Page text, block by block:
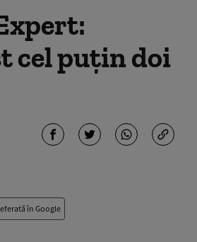
cel puțin doi
în Google